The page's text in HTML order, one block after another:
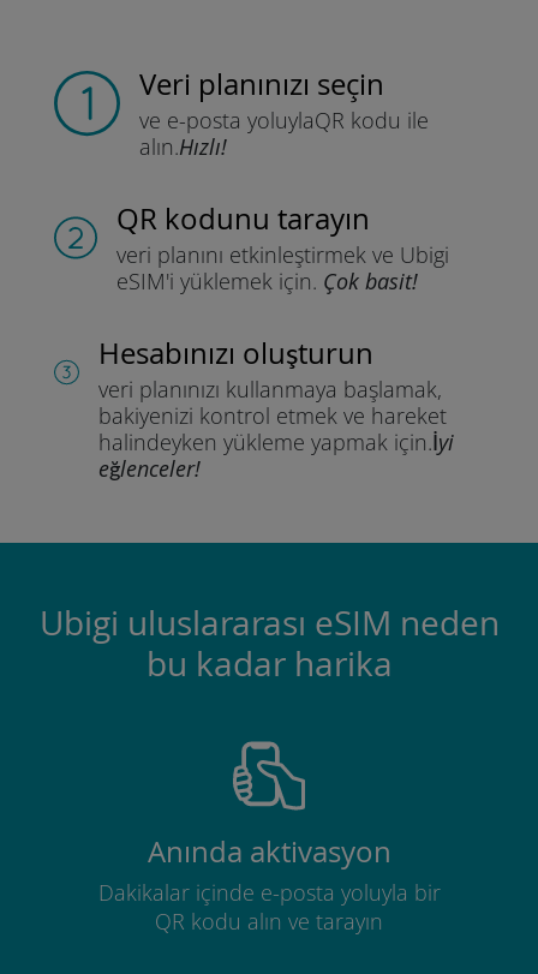
Veri planınızı seçin
ve e-posta yoluylaQR kodu ile
alın.Hızlı!
QR kodunu tarayın
veri planını etkinleştirmek ve Ubigi
eSIM'i yüklemek için. Çok basit!
Hesabınızı oluşturun
veri planınızı kullanmaya başlamak,
bakiyenizi kontrol etmek ve hareket
halindeyken yükleme yapmak için.İyi
eğlenceler!
Ubigi uluslararası eSIM neden
bu kadar harika
Anında aktivasyon
Dakikalar içinde e-posta yoluyla bir
QR kodu alın ve tarayın